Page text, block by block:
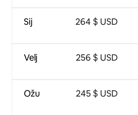
Sij
Velj
Ožu
264 $ USD
256 $ USD
245 $ USD